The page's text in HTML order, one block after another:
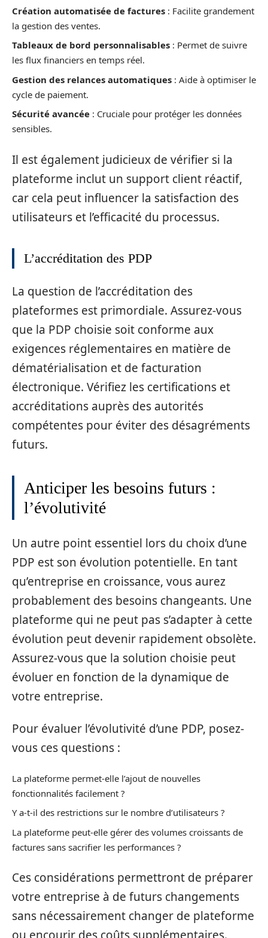
Création automatisée de factures : Facilite grandement
la gestion des ventes.
Tableaux de bord personnalisables : Permet de suivre
les flux financiers en temps réel.
Gestion des relances automatiques : Aide à optimiser le
cycle de paiement.
Sécurité avancée : Cruciale pour protéger les données
sensibles.
Il est également judicieux de vérifier si la
plateforme inclut un support client réactif,
car cela peut influencer la satisfaction des
utilisateurs et l’efficacité du processus.
L’accréditation des PDP
La question de l’accréditation des
plateformes est primordiale. Assurez-vous
que la PDP choisie soit conforme aux
exigences réglementaires en matière de
dématérialisation et de facturation
électronique. Vérifiez les certifications et
accréditations auprès des autorités
compétentes pour éviter des désagréments
futurs.
Anticiper les besoins futurs :
l’évolutivité
Un autre point essentiel lors du choix d’une
PDP est son évolution potentielle. En tant
qu’entreprise en croissance, vous aurez
probablement des besoins changeants. Une
plateforme qui ne peut pas s’adapter à cette
évolution peut devenir rapidement obsolète.
Assurez-vous que la solution choisie peut
évoluer en fonction de la dynamique de
votre entreprise.
Pour évaluer l’évolutivité d’une PDP, posez-
vous ces questions :
La plateforme permet-elle l’ajout de nouvelles
fonctionnalités facilement ?
Y a-t-il des restrictions sur le nombre d’utilisateurs ?
La plateforme peut-elle gérer des volumes croissants de
factures sans sacrifier les performances ?
Ces considérations permettront de préparer
votre entreprise à de futurs changements
sans nécessairement changer de plateforme